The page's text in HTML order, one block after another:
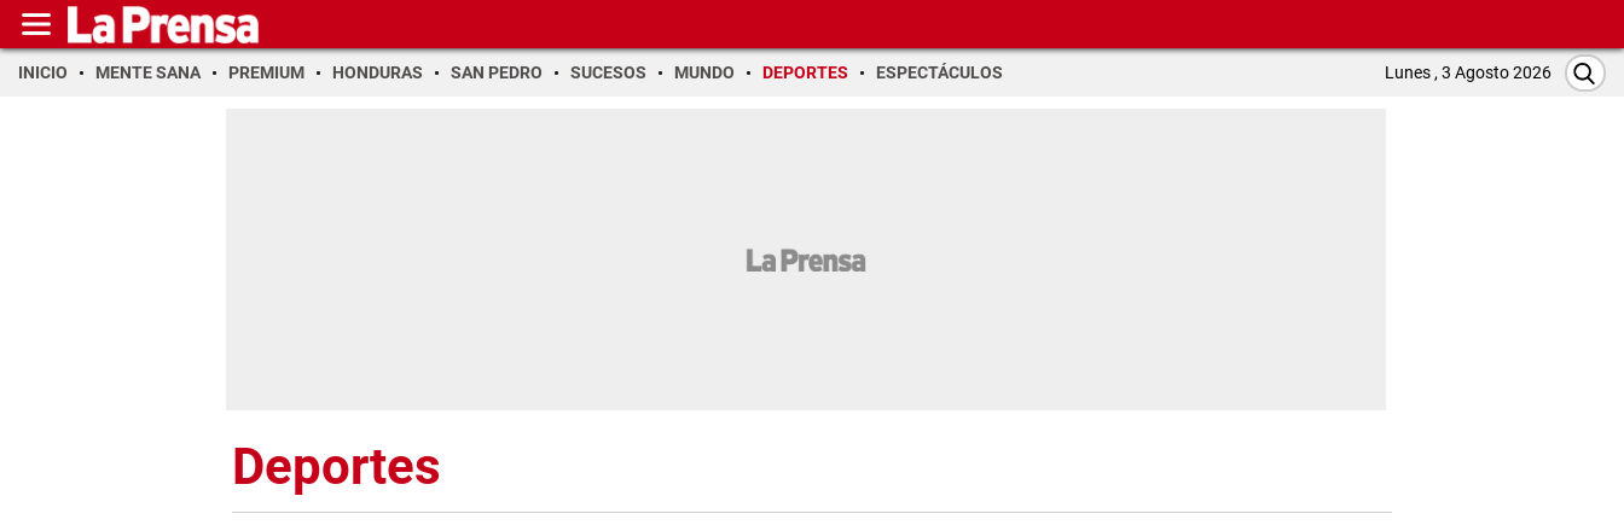
INICIO MENTE SANA PREMIUM HONDURAS SAN PEDRO SUCESOS MUNDO DEPORTES ESPECTÁCULOS Lunes , 3 Agosto 2026
Deportes